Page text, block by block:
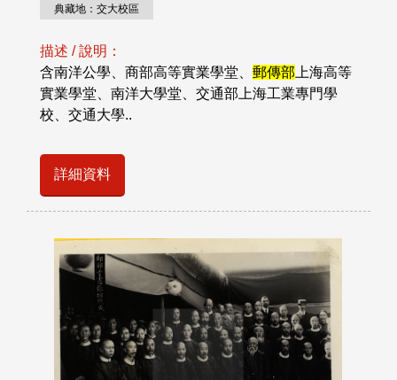
典藏地：交大校區
描述 / 說明：
含南洋公學、商部高等實業學堂、 郵傳部 上海高等
實業學堂、南洋大學堂、交通部上海工業專門學
校、交通大學..
詳細資料